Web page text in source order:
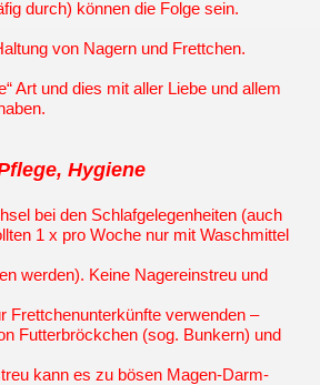
durch) können die Folge sein.
von Nagern und Frettchen.
Art und dies mit aller Liebe und allem
, Hygiene
bei den Schlafgelegenheiten (auch
1 x pro Woche nur mit Waschmittel
werden). Keine Nagereinstreu und
Frettchenunterkünfte verwenden –
Futterbröckchen (sog. Bunkern) und
kann es zu bösen Magen-Darm-